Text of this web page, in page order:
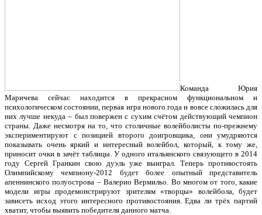
Команда Юрия
Маричева сейчас находится в прекрасном функциональном и
психологическом состоянии, первая игра нового года и вовсе сложилась для
них лучше некуда – был повержен с сухим счётом действующий чемпион
страны. Даже несмотря на то, что столичные волейболисты по-прежнему
экспериментируют с позицией второго доигровщика, они умудряются
показывать очень яркий и интересный волейбол, который, к тому же,
приносит очки в зачёт таблицы. У одного итальянского связующего в 2014
году Сергей Гранкин свою дуэль уже выиграл. Теперь противостоять
Олимпийскому чемпиону-2012 будет более опытный представитель
апеннинского полуострова – Валерио Вермильо. Во многом от того, какие
модели игры продемонстрируют зрителям «творцы» волейбола, будет
зависеть исход этого интересного противостояния. Едва ли трёх партий
хватит, чтобы выявить победителя данного матча.